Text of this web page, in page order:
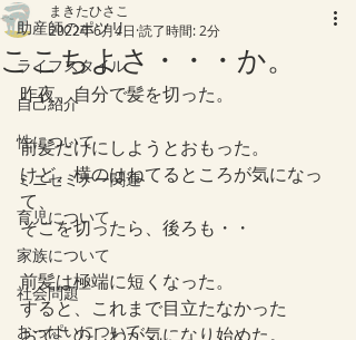
助産師のポツリ
ライフスタイル
自己紹介
性について
ミニセミナー関連
育児について
家族について
社会問題
おっぱいについて
ここちよさ・・・か。
まきたひさこ
2022年6月4日 読了時間: 2分
昨夜、自分で髪を切った。
前髪だけにしようとおもった。
けど、横のはねてるところが気になっ
て、
そこを切ったら、後ろも・・
前髪は極端に短くなった。
すると、これまで目立たなかった
おでこのしわが気になり始めた。